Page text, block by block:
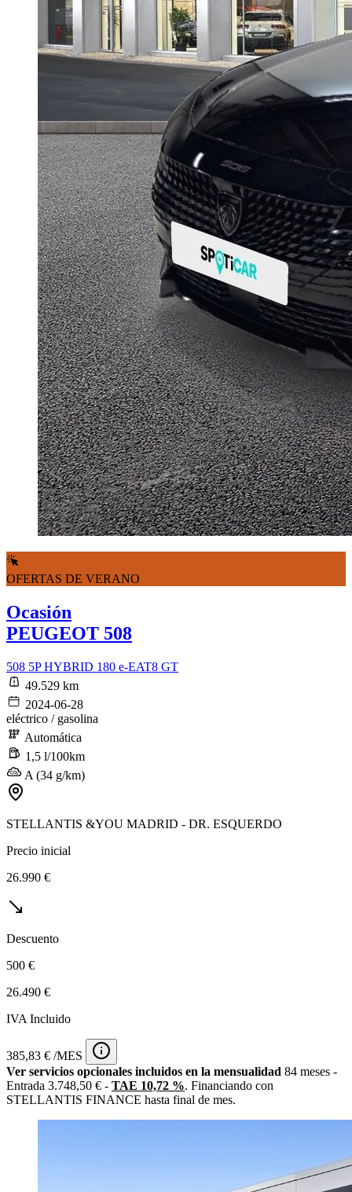
OFERTAS DE VERANO
Ocasión
PEUGEOT 508
508 5P HYBRID 180 e-EAT8 GT
49.529 km
2024-06-28
eléctrico / gasolina
Automática
1,5 l/100km
A (34 g/km)
STELLANTIS &YOU MADRID - DR. ESQUERDO
Precio inicial
26.990 €
Descuento
500 €
26.490 €
IVA Incluido
385,83 € /MES
Ver servicios opcionales incluidos en la mensualidad 84 meses -
Entrada 3.748,50 € - TAE 10,72 %. Financiando con
STELLANTIS FINANCE hasta final de mes.